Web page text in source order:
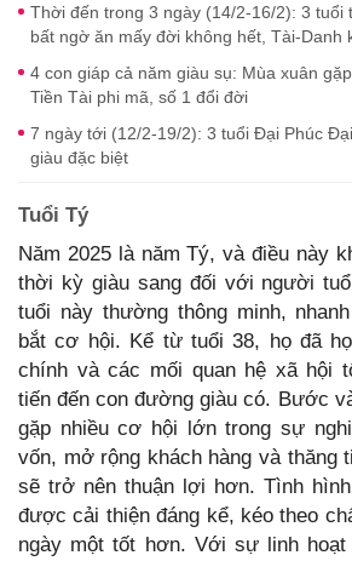
Thời đến trong 3 ngày (14/2-16/2): 3 tuổi
bất ngờ ăn mấy đời không hết, Tài-Danh
4 con giáp cả năm giàu sụ: Mùa xuân
Tiền Tài phi mã, số 1 đổi đời
7 ngày tới (12/2-19/2): 3 tuổi Đại Phúc
giàu đặc biệt
Tuổi Tý
Năm 2025 là năm Tý, và điều này
thời kỳ giàu sang đối với người
tuổi này thường thông minh,
bắt cơ hội. Kể từ tuổi 38, họ đã
chính và các mối quan hệ xã hội
tiến đến con đường giàu có. Bước
gặp nhiều cơ hội lớn trong sự
vốn, mở rộng khách hàng và thăng
sẽ trở nên thuận lợi hơn. Tình
được cải thiện đáng kể, kéo theo
ngày một tốt hơn. Với sự linh